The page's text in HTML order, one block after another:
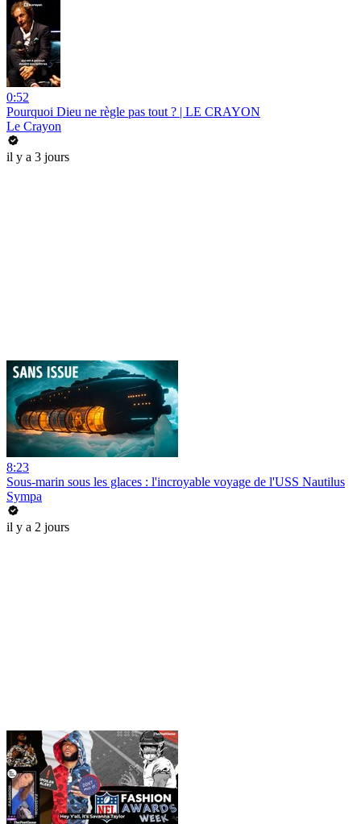
0:52
Pourquoi Dieu ne règle pas tout ? | LE CRAYON
Le Crayon
il y a 3 jours
8:23
Sous-marin sous les glaces : l'incroyable voyage de l'USS Nautilus
Sympa
il y a 2 jours